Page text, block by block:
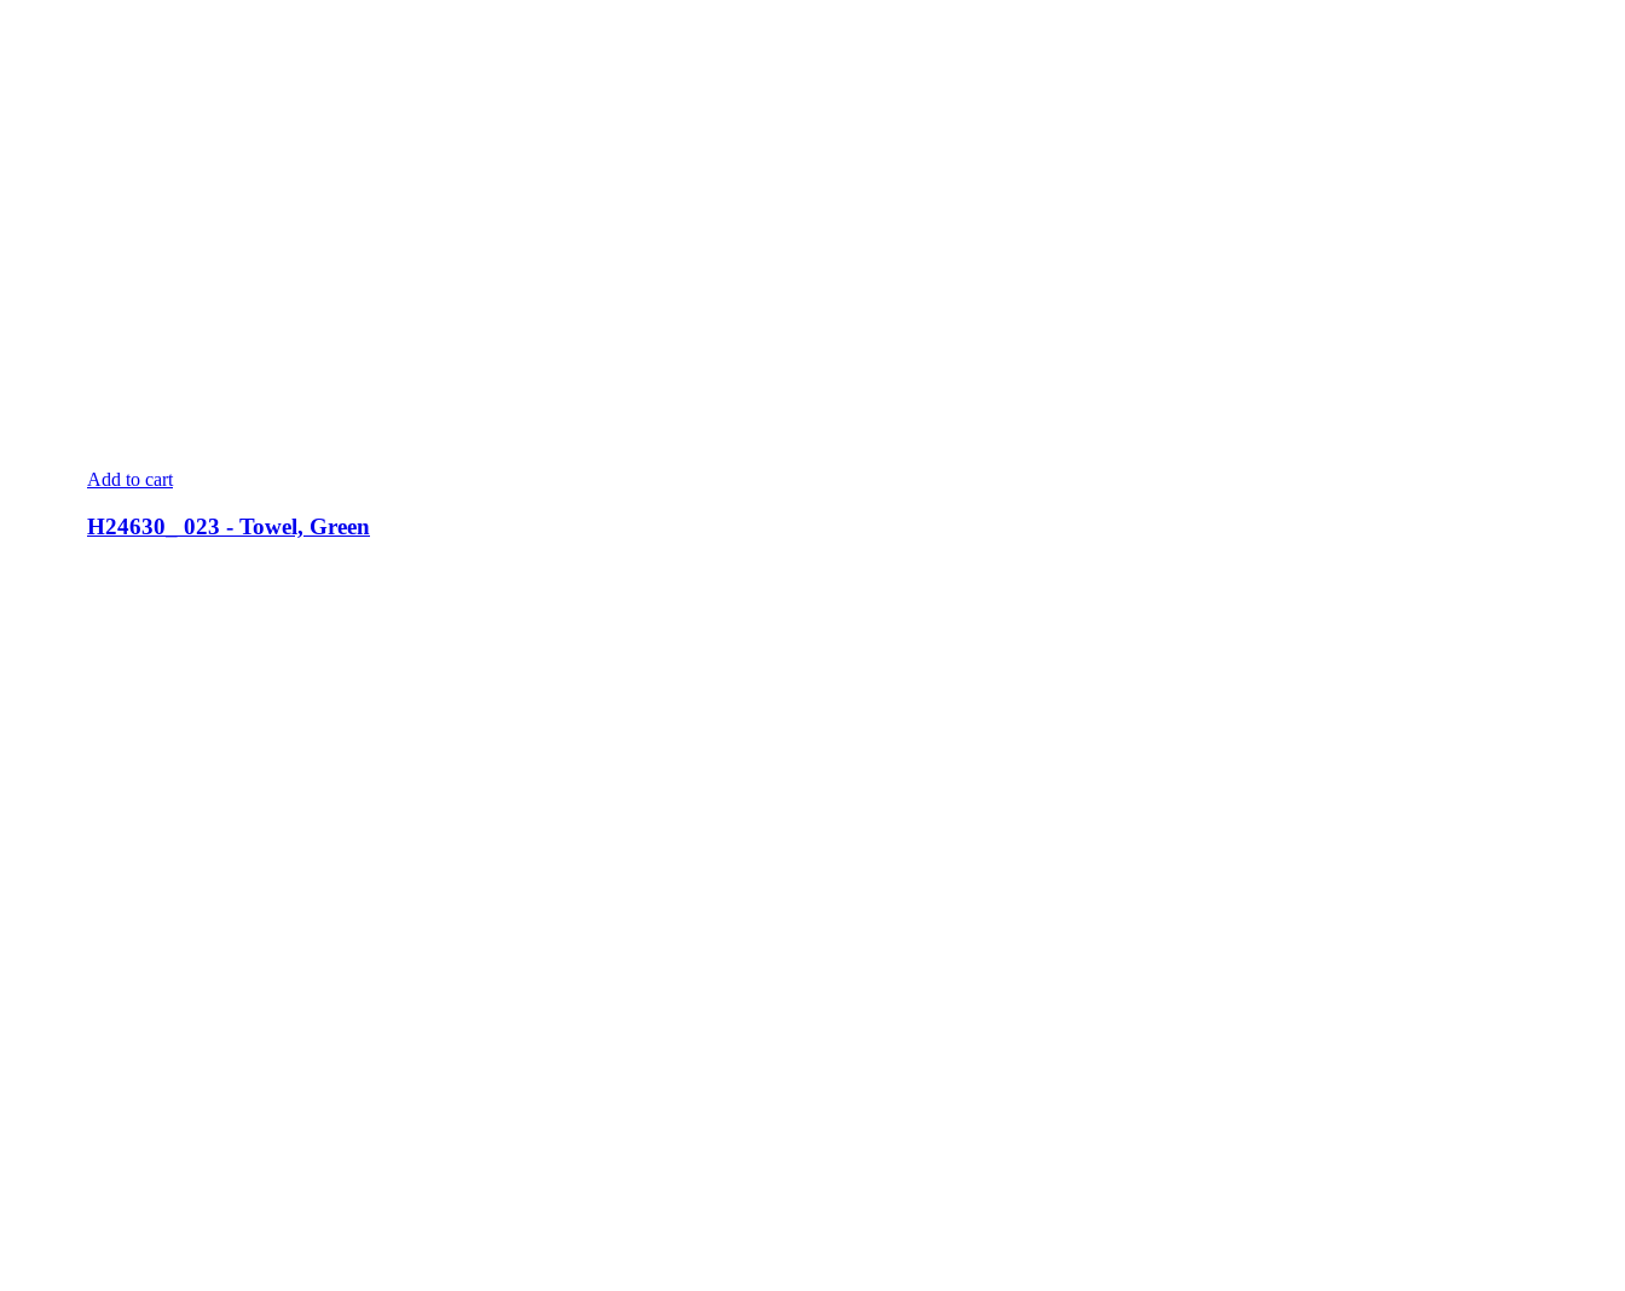
Add to cart
H24630_ 023 - Towel, Green